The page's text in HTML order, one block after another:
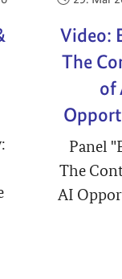
Video:
The
of
Panel
The
AI